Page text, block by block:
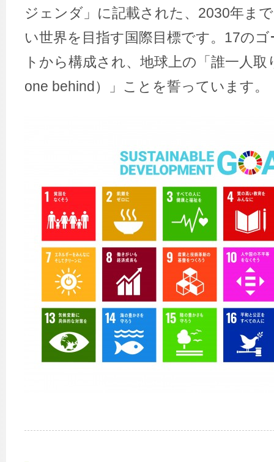
ジェンダ」に記載された、2030年ま
い世界を目指す国際目標です。17の
トから構成され、地球上の「誰一人
one behind）」ことを誓っています。